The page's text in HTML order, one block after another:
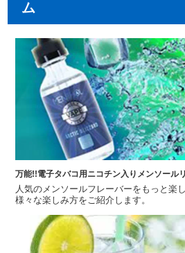
ム
万能!!電子タバコ用ニコチン入りメンソール
人気のメンソールフレーバーをもっと楽
様々な楽しみ方をご紹介します。